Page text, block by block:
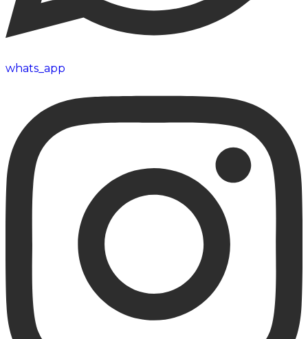
whats_app